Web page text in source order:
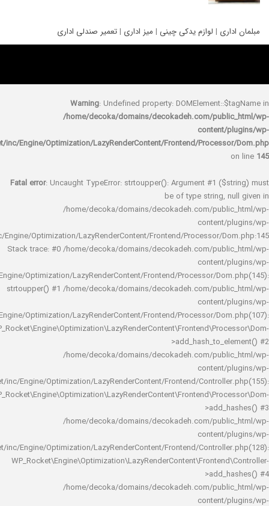
|لوازم یدکی چینی|میز اداری| تعمیر صندلی اداری
Warning: Undefined property:
/home/decoka/domains/decokadeh.com/
rocket/inc/Engine/Optimization/LazyRenderContent/Frontend/
Fatal error : Uncaught TypeError: strtoupper(): Argument #1
be of type string,
/home/decoka/domains/decokadeh.com/
rocket/inc/Engine/Optimization/LazyRenderContent/Frontend/Processor/
Stack trace: #0 /home/decoka/domains/decokadeh.com/
rocket/inc/Engine/Optimization/LazyRenderContent/Frontend/Processor/
strtoupper() #1 /home/decoka/domains/decokadeh.com/
rocket/inc/Engine/Optimization/LazyRenderContent/Frontend/Processor/
/home/decoka/domains/decokadeh.com/
rocket/inc/Engine/Optimization/LazyRenderContent/Frontend/
/home/decoka/domains/decokadeh.com/
rocket/inc/Engine/Optimization/LazyRenderContent/Frontend/
/home/decoka/domains/decokadeh.com/